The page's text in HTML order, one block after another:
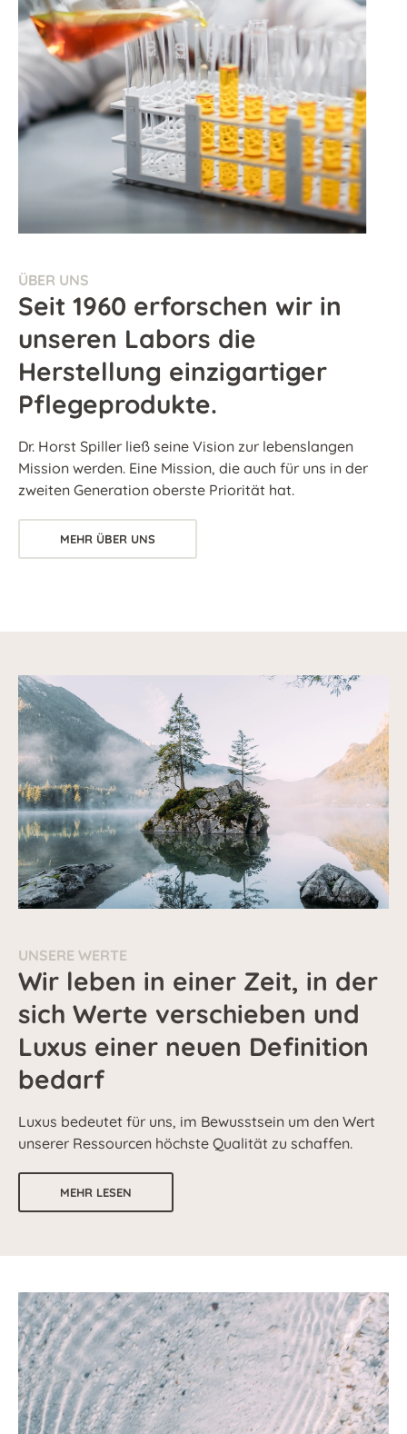
ÜBER UNS
Seit 1960 erforschen wir in
unseren Labors die
Herstellung einzigartiger
Pflegeprodukte.
Dr. Horst Spiller ließ seine Vision zur lebenslangen
Mission werden. Eine Mission, die auch für uns in der
zweiten Generation oberste Priorität hat.
MEHR ÜBER UNS
UNSERE WERTE
Wir leben in einer Zeit, in der
sich Werte verschieben und
Luxus einer neuen Definition
bedarf
Luxus bedeutet für uns, im Bewusstsein um den Wert
unserer Ressourcen höchste Qualität zu schaffen.
MEHR LESEN